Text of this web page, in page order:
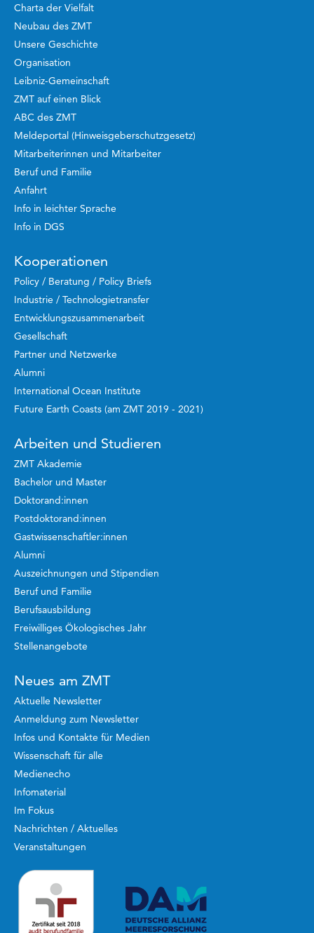
Charta der Vielfalt
Neubau des ZMT
Unsere Geschichte
Organisation
Leibniz-Gemeinschaft
ZMT auf einen Blick
ABC des ZMT
Meldeportal (Hinweisgeberschutzgesetz)
Mitarbeiterinnen und Mitarbeiter
Beruf und Familie
Anfahrt
Info in leichter Sprache
Info in DGS
Kooperationen
Policy / Beratung / Policy Briefs
Industrie / Technologietransfer
Entwicklungszusammenarbeit
Gesellschaft
Partner und Netzwerke
Alumni
International Ocean Institute
Future Earth Coasts (am ZMT 2019 - 2021)
Arbeiten und Studieren
ZMT Akademie
Bachelor und Master
Doktorand:innen
Postdoktorand:innen
Gastwissenschaftler:innen
Alumni
Auszeichnungen und Stipendien
Beruf und Familie
Berufsausbildung
Freiwilliges Ökologisches Jahr
Stellenangebote
Neues am ZMT
Aktuelle Newsletter
Anmeldung zum Newsletter
Infos und Kontakte für Medien
Wissenschaft für alle
Medienecho
Infomaterial
Im Fokus
Nachrichten / Aktuelles
Veranstaltungen